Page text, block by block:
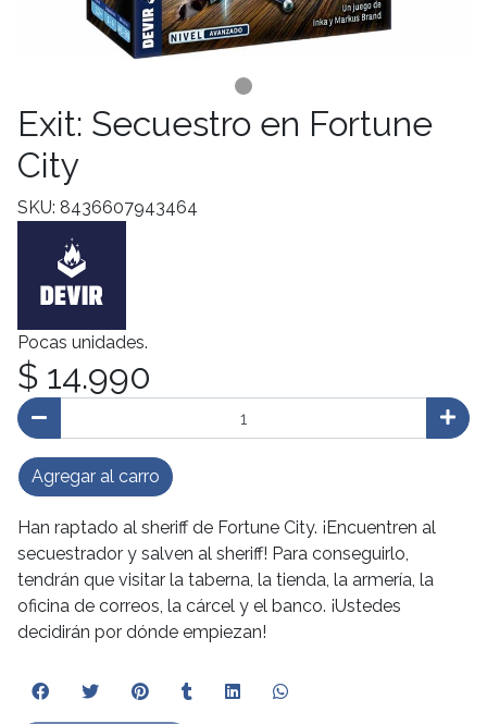
Exit: Secuestro en Fortune
City
SKU: 8436607943464
Pocas unidades.
$ 14.990
Agregar al carro
Han raptado al sheriff de Fortune City. ¡Encuentren al
secuestrador y salven al sheriff! Para conseguirlo,
tendrán que visitar la taberna, la tienda, la armería, la
oficina de correos, la cárcel y el banco. ¡Ustedes
decidirán por dónde empiezan!